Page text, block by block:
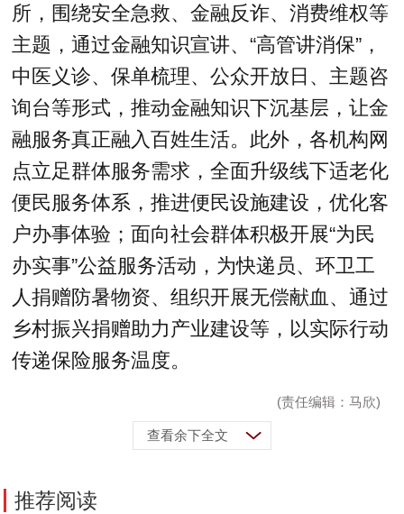
所，围绕安全急救、金融反诈、消费维权等
主题，通过金融知识宣讲、“高管讲消保”，
中医义诊、保单梳理、公众开放日、主题咨
询台等形式，推动金融知识下沉基层，让金
融服务真正融入百姓生活。此外，各机构网
点立足群体服务需求，全面升级线下适老化
便民服务体系，推进便民设施建设，优化客
户办事体验；面向社会群体积极开展“为民
办实事”公益服务活动，为快递员、环卫工
人捐赠防暑物资、组织开展无偿献血、通过
乡村振兴捐赠助力产业建设等，以实际行动
传递保险服务温度。
(责任编辑：马欣)
查看余下全文
推荐阅读